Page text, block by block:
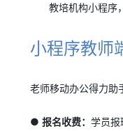
教培机构小程序
小程序教师
老师移动办公得力助
● 报名收费：学员报